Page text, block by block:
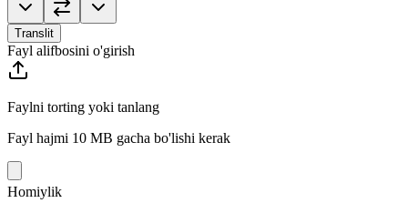
Translit
Fayl alifbosini o'girish
Faylni torting yoki tanlang
Fayl hajmi 10 MB gacha bo'lishi kerak
Homiylik